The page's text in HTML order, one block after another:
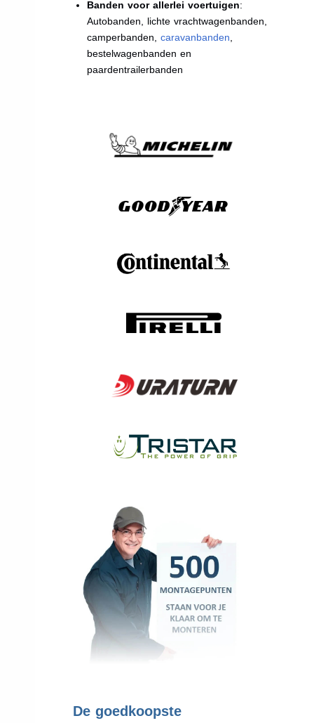
Banden voor allerlei voertuigen:
Autobanden, lichte vrachtwagenbanden,
camperbanden, caravanbanden,
bestelwagenbanden en
paardentrailerbanden
De goedkoopste